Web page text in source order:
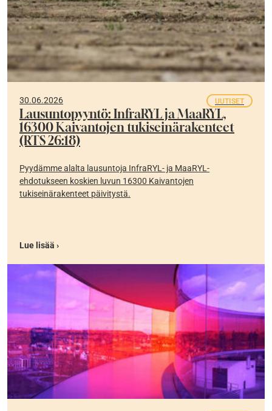
30.06.2026 UUTISET
Lausuntopyyntö: InfraRYL ja MaaRYL,
16300 Kaivantojen tukiseinärakenteet
(RTS 26:18)
Pyydämme alalta lausuntoja InfraRYL- ja MaaRYL-
ehdotukseen koskien luvun 16300 Kaivantojen
tukiseinärakenteet päivitystä.
Lue lisää ›